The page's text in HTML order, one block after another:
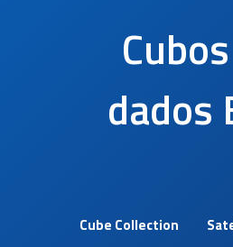
dados
Cube Collection